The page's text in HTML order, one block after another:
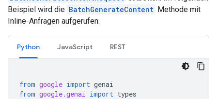
Beispiel wird die BatchGenerateContent Methode mit
Inline-Anfragen aufgerufen:
Python JavaScript REST
from google import genai
from google.genai import types